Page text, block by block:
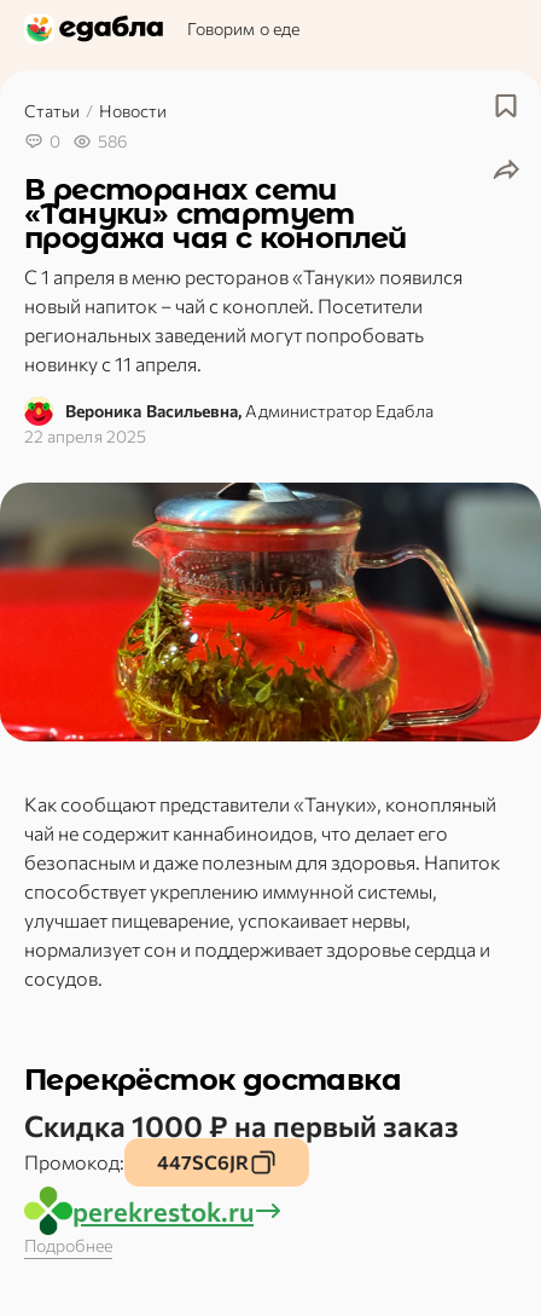
Говорим о еде
Статьи / Новости
0
586
В ресторанах сети
«Тануки» стартует
продажа чая с коноплей
С 1 апреля в меню ресторанов «Тануки» появился
новый напиток – чай с коноплей. Посетители
региональных заведений могут попробовать
новинку с 11 апреля.
Вероника Васильевна, Администратор Едабла
22 апреля 2025
Как сообщают представители «Тануки», конопляный
чай не содержит каннабиноидов, что делает его
безопасным и даже полезным для здоровья. Напиток
способствует укреплению иммунной системы,
улучшает пищеварение, успокаивает нервы,
нормализует сон и поддерживает здоровье сердца и
сосудов.
Перекрёсток доставка
Скидка 1000 ₽ на первый заказ
Промокод: 447SC6JR
perekrestok.ru
Подробнее